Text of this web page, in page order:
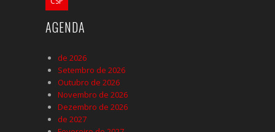
AGENDA
de 2026
Setembro de 2026
Outubro de 2026
Novembro de 2026
Dezembro de 2026
de 2027